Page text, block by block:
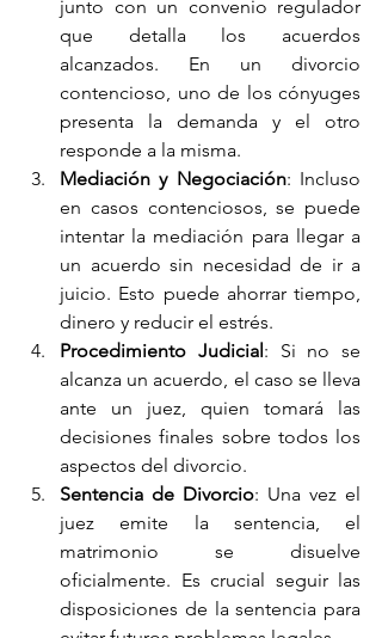
junto con un convenio regulador
que detalla los acuerdos
alcanzados. En un divorcio
contencioso, uno de los cónyuges
presenta la demanda y el otro
responde a la misma.
Mediación y Negociación: Incluso
en casos contenciosos, se puede
intentar la mediación para llegar a
un acuerdo sin necesidad de ir a
juicio. Esto puede ahorrar tiempo,
dinero y reducir el estrés.
Procedimiento Judicial: Si no se
alcanza un acuerdo, el caso se lleva
ante un juez, quien tomará las
decisiones finales sobre todos los
aspectos del divorcio.
Sentencia de Divorcio: Una vez el
juez emite la sentencia, el
matrimonio se disuelve
oficialmente. Es crucial seguir las
disposiciones de la sentencia para